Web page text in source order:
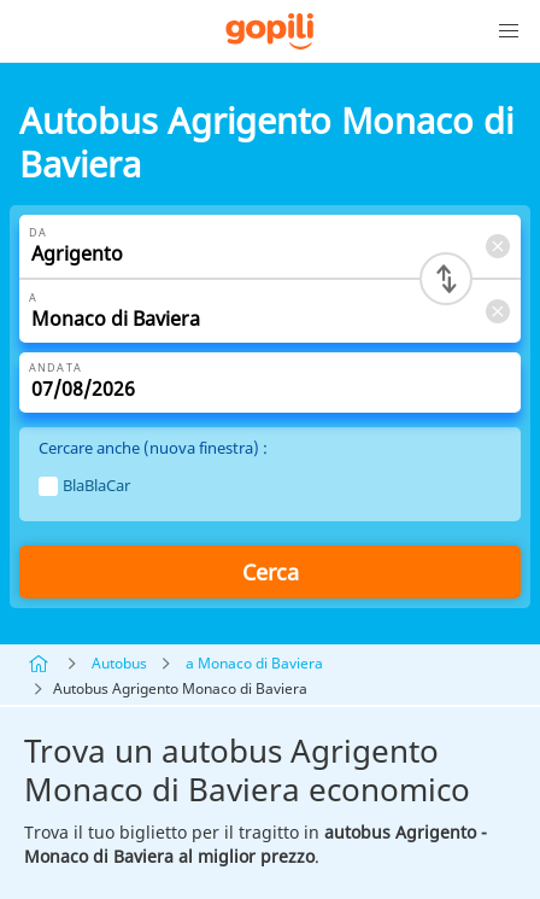
Autobus Agrigento Monaco di
Baviera
DA
A
ANDATA
Cercare anche (nuova finestra) :
BlaBlaCar
Cerca
Autobus
a Monaco di Baviera
Autobus Agrigento Monaco di Baviera
Trova un autobus Agrigento
Monaco di Baviera economico
Trova il tuo biglietto per il tragitto in autobus Agrigento -
Monaco di Baviera al miglior prezzo.